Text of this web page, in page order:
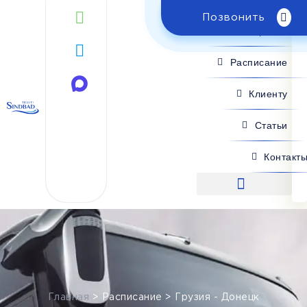
Позвонить
Расписание
Клиенту
Статьи
Главная > Расписание > Грузия - Донецк